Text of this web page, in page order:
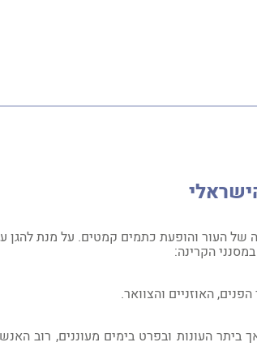
של העור והופעת כתמים קמטים. על מנת להגן
הקרינה:
האוזניים והצוואר.
ביתר העונות ובפרט בימים מעוננים, רוב